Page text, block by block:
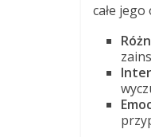
całe